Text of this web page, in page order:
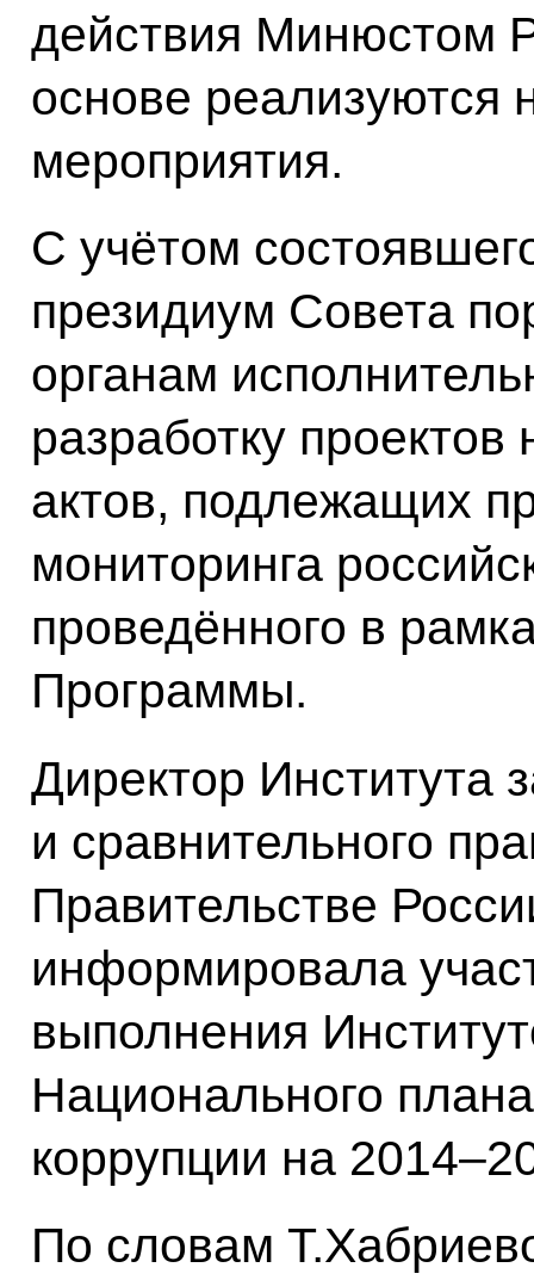
действия Минюстом
основе реализуются
мероприятия.
С учётом
президиум Совета
органам
разработку
актов, подлежащих
мониторинга
проведённого в
Программы.
Директор Института
и сравнительного
Правительстве
информировала
выполнения
Национального
коррупции на
По словам